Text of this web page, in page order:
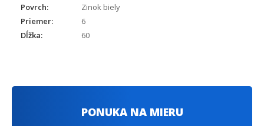
Povrch:
Zinok biely
Priemer:
6
Dĺžka:
60
PONUKA NA MIERU